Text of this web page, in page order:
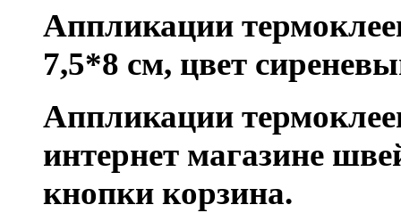
Аппликации
7,5*8 см, цвет
Аппликации
интернет магазине
кнопки корзина.